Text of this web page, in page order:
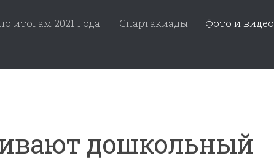
итогам 2021 года! Спартакиады Фото и видео
дошкольный